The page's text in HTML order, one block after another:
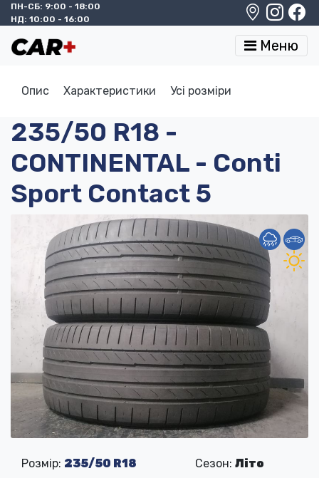
ПН-СБ: 9:00 - 18:00
НД: 10:00 - 16:00
Меню
Опис Характеристики Усі розміри
235/50 R18 -
CONTINENTAL - Conti
Sport Contact 5
Розмір: 235/50 R18 Сезон: Літо